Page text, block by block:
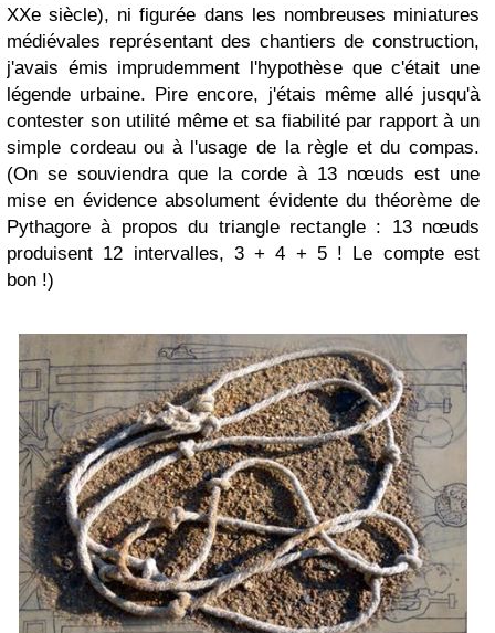
XXe siècle), ni figurée dans les nombreuses miniatures
médiévales représentant des chantiers de construction,
j'avais émis imprudemment l'hypothèse que c'était une
légende urbaine. Pire encore, j'étais même allé jusqu'à
contester son utilité même et sa fiabilité par rapport à un
simple cordeau ou à l'usage de la règle et du compas.
(On se souviendra que la corde à 13 nœuds est une
mise en évidence absolument évidente du théorème de
Pythagore à propos du triangle rectangle : 13 nœuds
produisent 12 intervalles, 3 + 4 + 5 ! Le compte est
bon !)